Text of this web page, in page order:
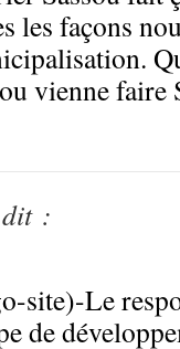
façons
vienne faire
dit :
site)-Le
de